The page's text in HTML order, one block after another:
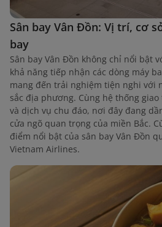
Sân bay Vân Đồn: Vị trí, cơ
bay
Sân bay Vân Đồn không chỉ nổi bật
khả năng tiếp nhận các dòng máy
mang đến trải nghiệm tiện nghi với
sắc địa phương. Cùng hệ thống
và dịch vụ chu đáo, nơi đây đang
cửa ngõ quan trọng của miền Bắc.
điểm nổi bật của sân bay Vân Đồn
Vietnam Airlines.